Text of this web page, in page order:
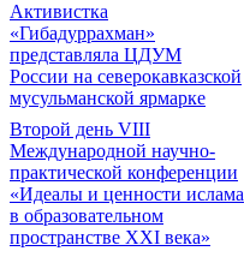
Активистка
«Гибадуррахман»
представляла ЦДУМ
России на северокавказской
мусульманской ярмарке
Второй день VIII
Международной научно-
практической конференции
«Идеалы и ценности ислама
в образовательном
пространстве XXI века»